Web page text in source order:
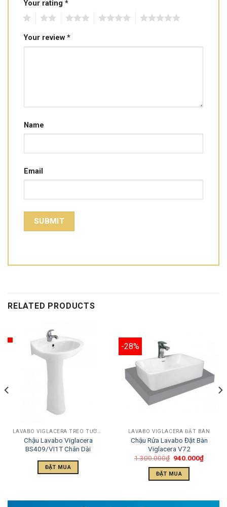
Your rating *
Your review *
Name
Email
RELATED PRODUCTS
Chậu Lavabo Viglacera
BS409/VI1T Chân Dài
ĐẶT MUA
-28%
LAVABO VIGLACERA ĐẶT BÀN
Chậu Rửa Lavabo Đặt Bàn
Viglacera V72
1.300.000₫ 940.000₫
ĐẶT MUA